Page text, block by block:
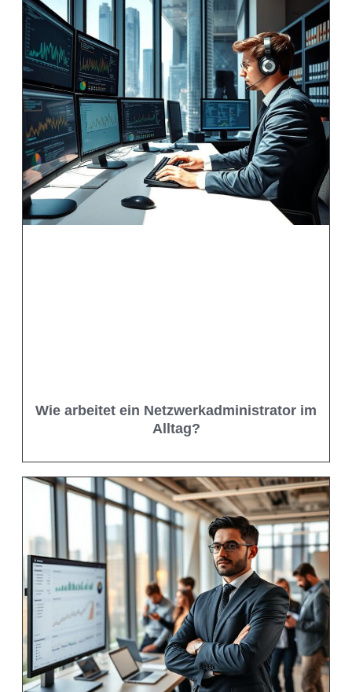
Wie arbeitet ein Netzwerkadministrator im
Alltag?